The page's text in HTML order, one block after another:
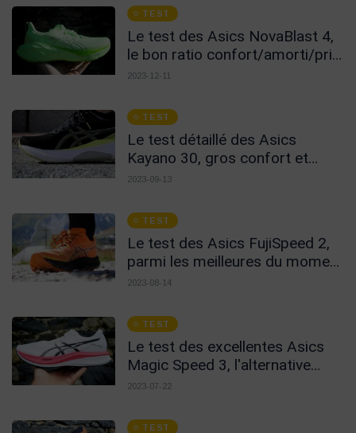
TEST
Le test des Asics NovaBlast 4,
le bon ratio confort/amorti/prix
!2023-12-11
TEST
Le test détaillé des Asics
Kayano 30, gros confort et
protection pour marathon !
2023-09-13
TEST
Le test des Asics FujiSpeed 2,
parmi les meilleures du moment
!2023-08-14
TEST
Le test des excellentes Asics
Magic Speed 3, l'alternative
carbone !
2023-07-22
TEST